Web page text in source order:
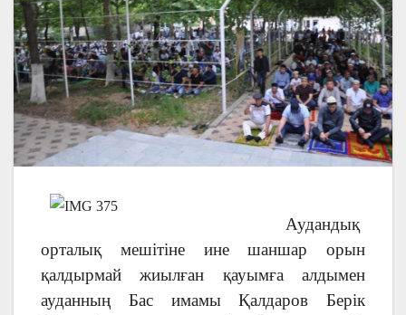
Аудандық
орталық мешітіне ине шаншар орын
қалдырмай жиылған қауымға алдымен
ауданның Бас имамы Қалдаров Берік